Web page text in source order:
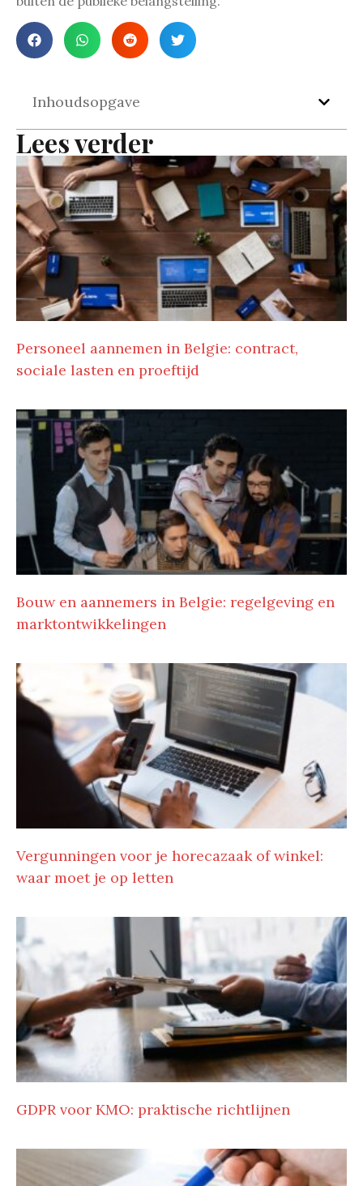
Inhoudsopgave
Lees verder
Personeel aannemen in Belgie: contract,
sociale lasten en proeftijd
Bouw en aannemers in Belgie: regelgeving en
marktontwikkelingen
Vergunningen voor je horecazaak of winkel:
waar moet je op letten
GDPR voor KMO: praktische richtlijnen